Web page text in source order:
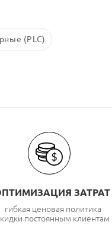
(PLC)
ЗАТРАТ
гибкая ценовая политика
постоянным клиентам